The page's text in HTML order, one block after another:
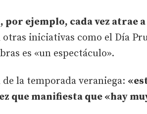
por ejemplo, cada vez atrae
iniciativas como el Día
es «un espectáculo».
la temporada veraniega:
que manifiesta que «hay